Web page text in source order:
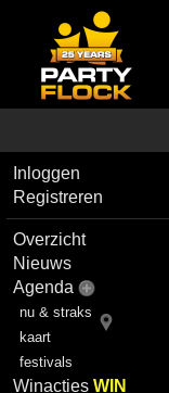
Inloggen
Registreren
Overzicht
Nieuws
Agenda
nu & straks
kaart
festivals
WinactiesWIN